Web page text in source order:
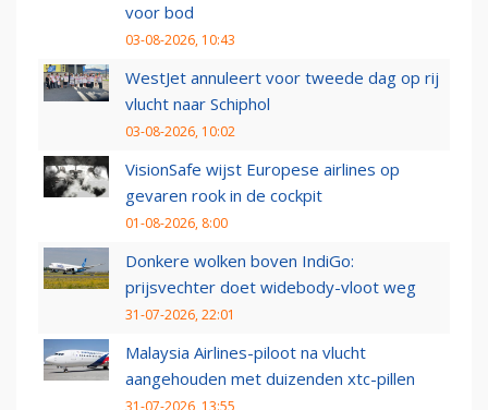
voor bod
03-08-2026, 10:43
WestJet annuleert voor tweede dag op rij
vlucht naar Schiphol
03-08-2026, 10:02
VisionSafe wijst Europese airlines op
gevaren rook in de cockpit
01-08-2026, 8:00
Donkere wolken boven IndiGo:
prijsvechter doet widebody-vloot weg
31-07-2026, 22:01
Malaysia Airlines-piloot na vlucht
aangehouden met duizenden xtc-pillen
31-07-2026, 13:55